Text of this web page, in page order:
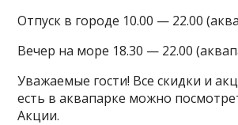
Отпуск в городе 10.00 — 22.00
Вечер на море 18.30 — 22.00
Уважаемые гости! Все скидки и
есть в аквапарке можно
Акции.